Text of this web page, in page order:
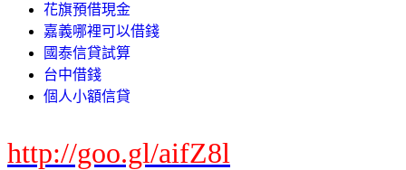
花旗預借現金
嘉義哪裡可以借錢
國泰信貸試算
台中借錢
個人小額信貸
http://goo.gl/aifZ8l